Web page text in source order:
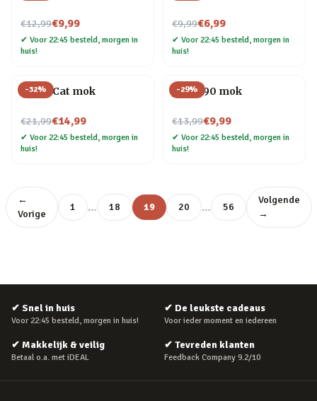
€12,99
Nu voor€9,99
✔ Voor 22:45 besteld, morgen in
huis!
€9,99
Nu voor€6,99
✔ Voor 22:45 besteld, morgen in
huis!
-32%
Crazy Cat mok
€21,99
Nu voor€14,99
✔ Voor 22:45 besteld, morgen in
huis!
-29%
Jaren 90 mok
€13,99
Nu voor€9,99
✔ Voor 22:45 besteld, morgen in
huis!
←
Vorige
1 … 18 19 20 … 56
Volgende
→
✔ Snel in huis
Voor 22:45 besteld, morgen in huis!
✔ De leukste cadeaus
Voor ieder moment en iedereen
✔ Makkelijk & veilig
Betaal o.a. met iDEAL
✔ Tevreden klanten
Feedback Company 9.2/10